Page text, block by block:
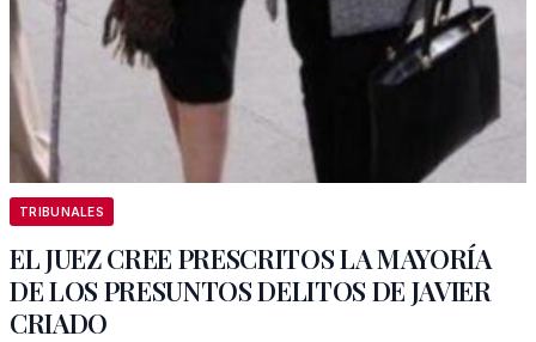
TRIBUNALES
EL JUEZ CREE PRESCRITOS LA MAYORÍA
DE LOS PRESUNTOS DELITOS DE JAVIER
CRIADO